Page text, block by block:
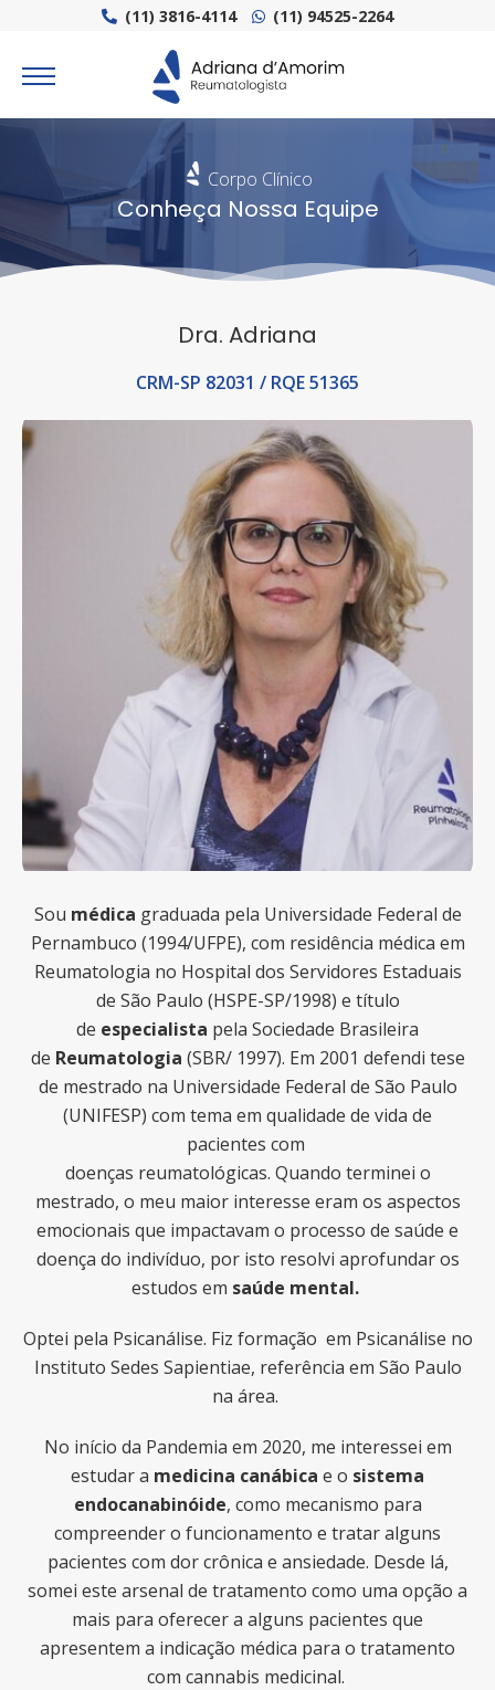
(11) 3816-4114 (11) 94525-2264
Corpo Clínico
Conheça Nossa Equipe
Dra. Adriana
CRM-SP 82031 / RQE 51365
Sou médica graduada pela Universidade Federal de
Pernambuco (1994/UFPE), com residência médica em
Reumatologia no Hospital dos Servidores Estaduais
de São Paulo (HSPE-SP/1998) e título
de especialista pela Sociedade Brasileira
de Reumatologia (SBR/ 1997). Em 2001 defendi tese
de mestrado na Universidade Federal de São Paulo
(UNIFESP) com tema em qualidade de vida de
pacientes com
doenças reumatológicas. Quando terminei o
mestrado, o meu maior interesse eram os aspectos
emocionais que impactavam o processo de saúde e
doença do indivíduo, por isto resolvi aprofundar os
estudos em saúde mental.
Optei pela Psicanálise. Fiz formação em Psicanálise no
Instituto Sedes Sapientiae, referência em São Paulo
na área.
No início da Pandemia em 2020, me interessei em
estudar a medicina canábica e o sistema
endocanabinóide, como mecanismo para
compreender o funcionamento e tratar alguns
pacientes com dor crônica e ansiedade. Desde lá,
somei este arsenal de tratamento como uma opção a
mais para oferecer a alguns pacientes que
apresentem a indicação médica para o tratamento
com cannabis medicinal.